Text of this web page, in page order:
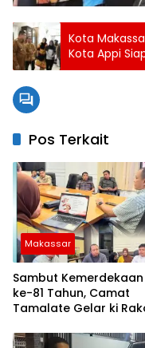
Kota
Kota Appi
untuk Semua
Pos Terkait
Makassar
Sambut Kemerdekaan
ke-81 Tahun, Camat
Tamalate Gelar ki